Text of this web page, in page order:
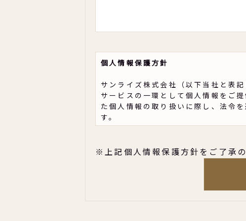
個人情報保護方針
サンライズ株式会社（以下当社と表
サービスの一環として個人情報をご
た個人情報の取り扱いに際し、法令
す。
個人情報とは、ご利用者の氏名、年
個人を特定できる固有の情報のこと
できないが、他の情報と容易に照合
2.利用の目的
※上記個人情報保護方針をご了承